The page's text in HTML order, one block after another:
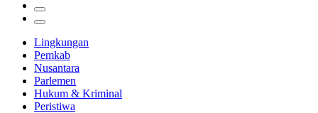
Lingkungan
Pemkab
Nusantara
Parlemen
Hukum & Kriminal
Peristiwa